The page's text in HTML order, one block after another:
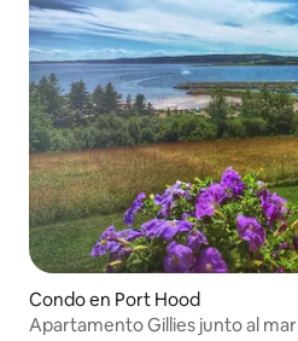
Condo en Port Hood
Apartamento Gillies junto al mar